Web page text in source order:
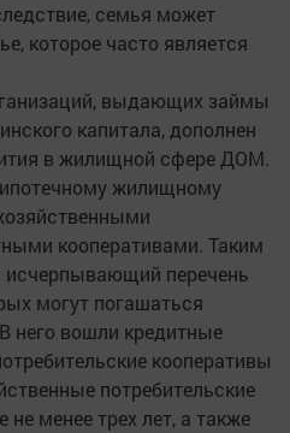
семья может
которое часто является
выдающих займы
капитала, дополнен
в жилищной сфере ДОМ.
жилищному
кооперативами. Таким
исчерпывающий перечень
могут погашаться
него вошли кредитные
кооперативы
потребительские
менее трех лет, а также